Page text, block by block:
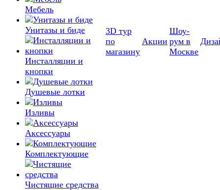
Мебель
Унитазы и биде
Инсталляции и
кнопки
Душевые лотки
Изливы
Аксессуары
Комплектующие
Чистящие средства
3D тур
по
магазину
Акции
Шоу-
рум в
Москве